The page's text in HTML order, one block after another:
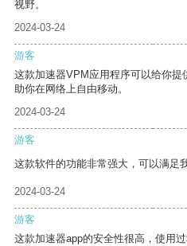
视野。
2024-03-24
游客
这款加速器VPM应用程序可以给你
助你在网络上自由移动。
2024-03-24
游客
这款软件的功能非常强大，可以满足
2024-03-24
游客
这款加速器app的安全性很高，使用